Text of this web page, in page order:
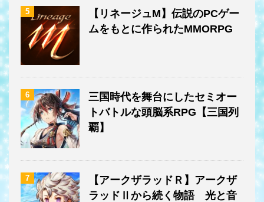
5
【リネージュM】伝説のPCゲー
ムをもとに作られたMMORPG
6
三国時代を舞台にしたセミオー
トバトルな頭脳系RPG【三国列
覇】
7
【アークザラッドＲ】アークザ
ラッドⅡから続く物語 光と音